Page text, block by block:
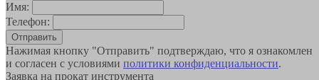
Имя:
Телефон:
Отправить
Нажимая кнопку "Отправить" подтверждаю, что я ознакомлен
и согласен с условиями политики конфиденциальности.
Заявка на прокат инструмента